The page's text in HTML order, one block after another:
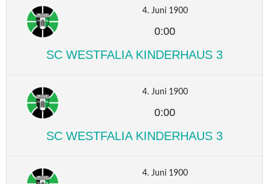
4. Juni 1900
0:00
SC WESTFALIA KINDERHAUS 3
4. Juni 1900
0:00
SC WESTFALIA KINDERHAUS 3
4. Juni 1900